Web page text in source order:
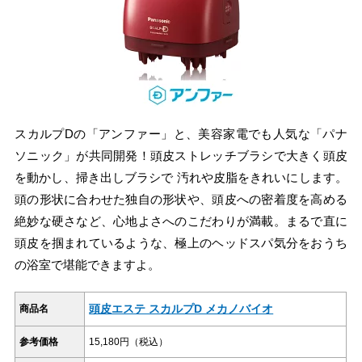
スカルプDの「アンファー」と、美容家電でも人気な「パナ
ソニック」が共同開発！頭皮ストレッチブラシで大きく頭皮
を動かし、掃き出しブラシで 汚れや皮脂をきれいにします。
頭の形状に合わせた独自の形状や、頭皮への密着度を高める
絶妙な硬さなど、心地よさへのこだわりが満載。まるで直に
頭皮を掴まれているような、極上のヘッドスパ気分をおうち
の浴室で堪能できますよ。
商品名 頭皮エステ スカルプD メカノバイオ
参考価格 15,180円（税込）